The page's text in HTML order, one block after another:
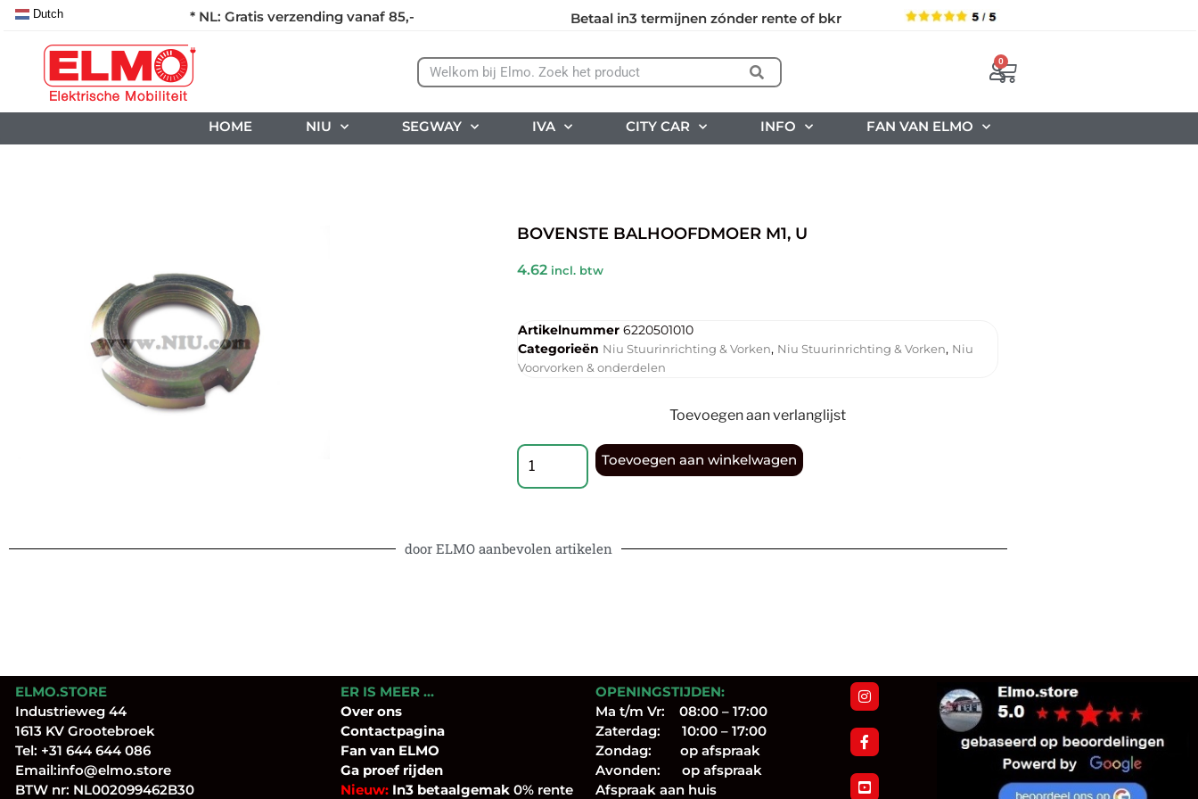
* NL: Gratis verzending vanaf 85,- Betaal in3 termijnen zónder rente of bkr
Dutch
0
HOME NIU SEGWAY IVA CITY CAR INFO FAN VAN ELMO
BOVENSTE BALHOOFDMOER M1, U
4.62 incl. btw
Artikelnummer 6220501010
Categorieën Niu Stuurinrichting & Vorken, Niu Stuurinrichting & Vorken, Niu
Voorvorken & onderdelen
Toevoegen aan verlanglijst
Toevoegen aan winkelwagen
door ELMO aanbevolen artikelen
ELMO.STORE
Industrieweg 44
1613 KV Grootebroek
Tel: +31 644 644 086
Email:info@elmo.store
BTW nr: NL002099462B30
ER IS MEER …
Over ons
Contactpagina
Fanvan ELMO
Ga proef rijden
Nieuw:In3 betaalgemak 0% rente
OPENINGSTIJDEN:
Ma t/m Vr: 08:00 – 17:00
Zaterdag: 10:00 – 17:00
Zondag: op afspraak
Avonden: op afspraak
Afspraak aan huis